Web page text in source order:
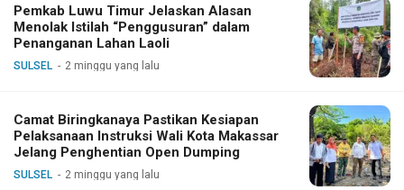
Pemkab Luwu Timur Jelaskan Alasan
Menolak Istilah “Penggusuran” dalam
Penanganan Lahan Laoli
SULSEL 2 minggu yang lalu
Camat Biringkanaya Pastikan Kesiapan
Pelaksanaan Instruksi Wali Kota Makassar
Jelang Penghentian Open Dumping
SULSEL 2 minggu yang lalu